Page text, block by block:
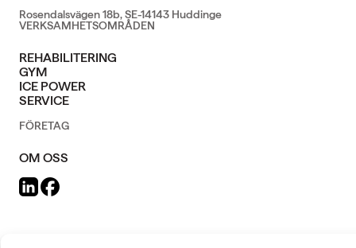
Rosendalsvägen 18b, SE-14143 Huddinge
VERKSAMHETSOMRÅDEN
REHABILITERING
GYM
ICE POWER
SERVICE
FÖRETAG
OM OSS